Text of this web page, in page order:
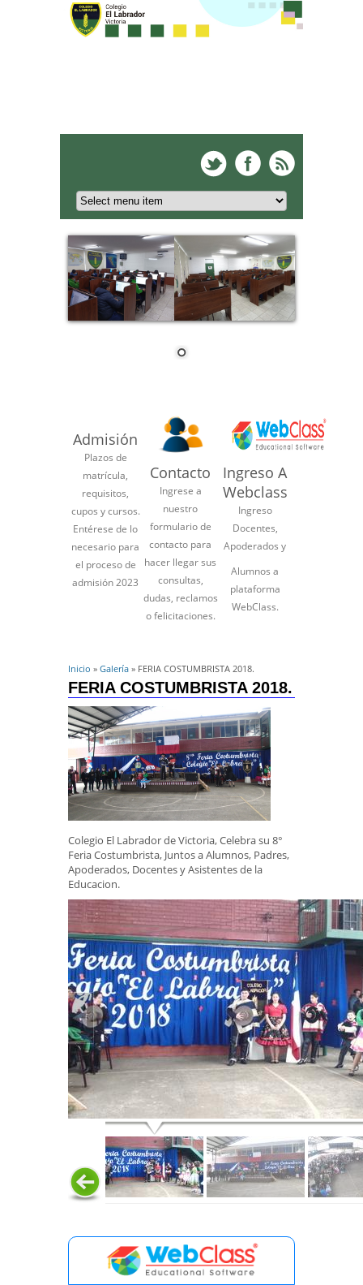
Admisión
Plazos de
matrícula,
requisitos,
cupos y cursos.
Entérese de lo
necesario para
el proceso de
admisión 2023
Contacto
Ingrese a
nuestro
formulario de
contacto para
hacer llegar sus
consultas,
dudas, reclamos
o felicitaciones.
Ingreso A
Webclass
Ingreso
Docentes,
Apoderados y
Alumnos a
plataforma
WebClass.
Inicio » Galería » FERIA COSTUMBRISTA 2018.
FERIA COSTUMBRISTA 2018.
Colegio El Labrador de Victoria, Celebra su 8°
Feria Costumbrista, Juntos a Alumnos, Padres,
Apoderados, Docentes y Asistentes de la
Educacion.